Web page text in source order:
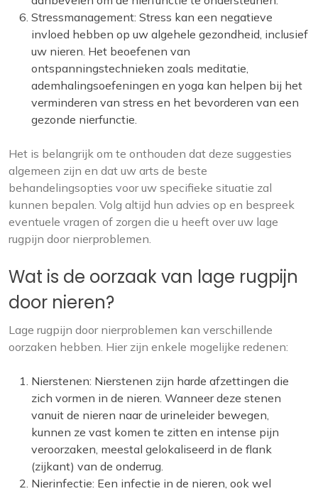
Stressmanagement: Stress kan een negatieve
invloed hebben op uw algehele gezondheid, inclusief
uw nieren. Het beoefenen van
ontspanningstechnieken zoals meditatie,
ademhalingsoefeningen en yoga kan helpen bij het
verminderen van stress en het bevorderen van een
gezonde nierfunctie.
Het is belangrijk om te onthouden dat deze suggesties
algemeen zijn en dat uw arts de beste
behandelingsopties voor uw specifieke situatie zal
kunnen bepalen. Volg altijd hun advies op en bespreek
eventuele vragen of zorgen die u heeft over uw lage
rugpijn door nierproblemen.
Wat is de oorzaak van lage rugpijn
door nieren?
Lage rugpijn door nierproblemen kan verschillende
oorzaken hebben. Hier zijn enkele mogelijke redenen:
Nierstenen: Nierstenen zijn harde afzettingen die
zich vormen in de nieren. Wanneer deze stenen
vanuit de nieren naar de urineleider bewegen,
kunnen ze vast komen te zitten en intense pijn
veroorzaken, meestal gelokaliseerd in de flank
(zijkant) van de onderrug.
Nierinfectie: Een infectie in de nieren, ook wel